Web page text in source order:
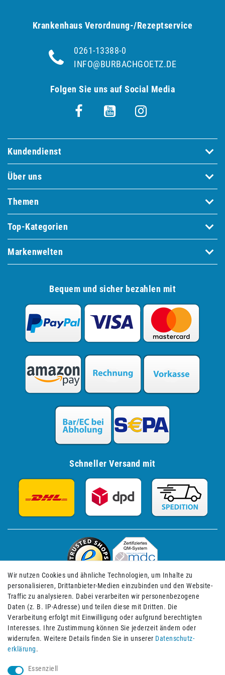
Krankenhaus Verordnung-/Rezeptservice
0261-13388-0
INFO@BURBACHGOETZ.DE
Folgen Sie uns auf Social Media
Kundendienst
Über uns
Themen
Top-Kategorien
Markenwelten
Bequem und sicher bezahlen mit
Schneller Versand mit
Impressum Daten­schutz­erklärung AGB
Wir nutzen Cookies und ähnliche Technologien, um Inhalte zu
personalisieren, Drittanbieter-Medien einzubinden und den Website-
Traffic zu analysieren. Dabei verarbeiten wir personenbezogene
Daten (z. B. IP-Adresse) und teilen diese mit Dritten. Die
Verarbeitung erfolgt mit Einwilligung oder aufgrund berechtigten
Interesses. Ihre Zustimmung können Sie jederzeit ändern oder
widerrufen. Weitere Details finden Sie in unserer Daten­schutz­
erklärung.
Essenziell